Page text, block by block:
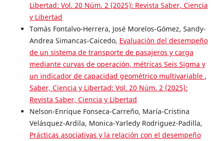
Libertad: Vol. 20 Núm. 2 (2025): Revista Saber, Ciencia
y Libertad
Tomás Fontalvo-Herrera, José Morelos-Gómez, Sandy-
Andrea Simancas-Caicedo, Evaluación del desempeño
de un sistema de transporte de pasajeros y carga
mediante curvas de operación, métricas Seis Sigma y
un indicador de capacidad geométrico multivariable ,
Saber, Ciencia y Libertad: Vol. 20 Núm. 2 (2025):
Revista Saber, Ciencia y Libertad
Nelson-Enrique Fonseca-Carreño, María-Cristina
Velásquez-Ardila, Monica-Yarledy Rodriguez-Padilla,
Prácticas asociativas y la relación con el desempeño